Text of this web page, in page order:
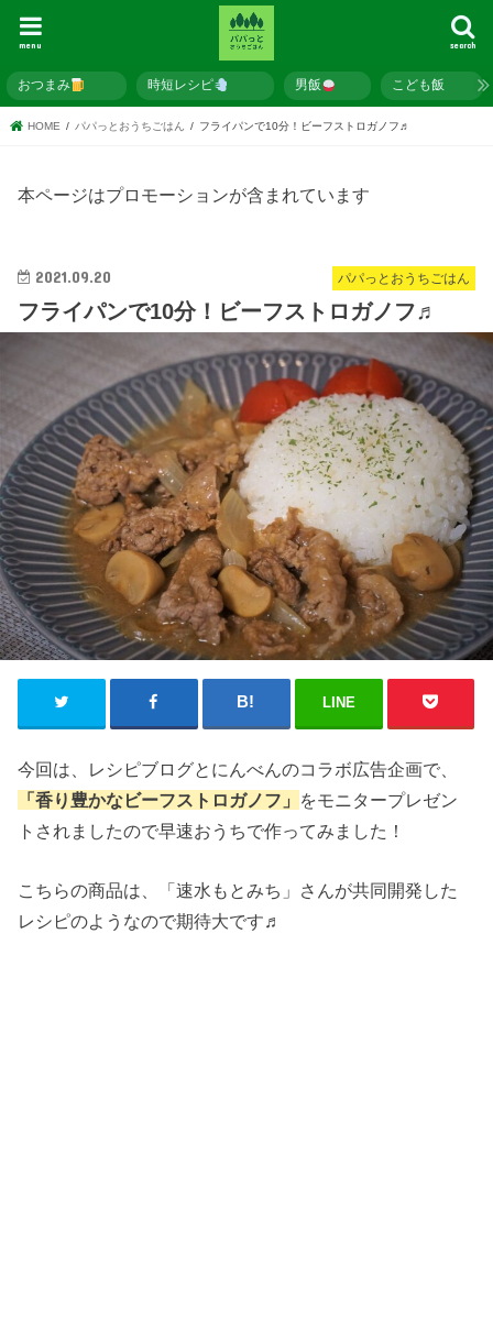
search
menu
おつまみ 時短レシピ 男飯 こども飯
HOME パパっとおうちごはん フライパンで10分！ビーフストロガノフ♬
本ページはプロモーションが含まれています
パパっとおうちごはん
2021.09.20
フライパンで10分！ビーフストロガノフ♬
LINE
今回は、レシピブログとにんべんのコラボ広告企画で、
「香り豊かなビーフストロガノフ」 をモニタープレゼン
トされましたので早速おうちで作ってみました！
こちらの商品は、「速水もとみち」さんが共同開発した
レシピのようなので期待大です♬